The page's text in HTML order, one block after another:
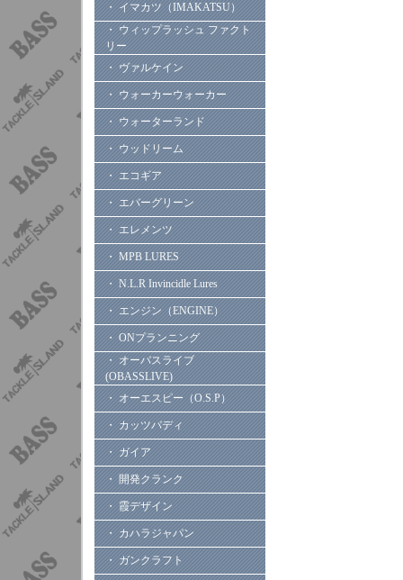
・ イマカツ（IMAKATSU）
・ ウィップラッシュ ファクト
リー
・ ヴァルケイン
・ ウォーカーウォーカー
・ ウォーターランド
・ ウッドリーム
・ エコギア
・ エバーグリーン
・ エレメンツ
・ MPB LURES
・ N.L.R Invincidle Lures
・ エンジン（ENGINE）
・ ONプランニング
・ オーバスライブ
(OBASSLIVE)
・ オーエスピー（O.S.P）
・ カッツバディ
・ ガイア
・ 開発クランク
・ 霞デザイン
・ カハラジャパン
・ ガンクラフト